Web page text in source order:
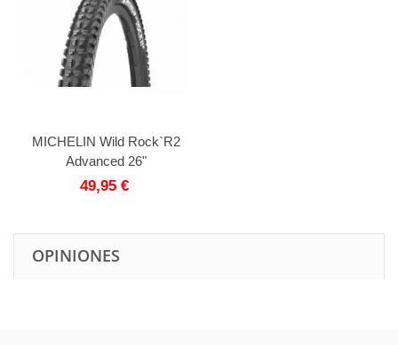
MICHELIN Wild Rock`R2
Advanced 26"
49,95 €
OPINIONES